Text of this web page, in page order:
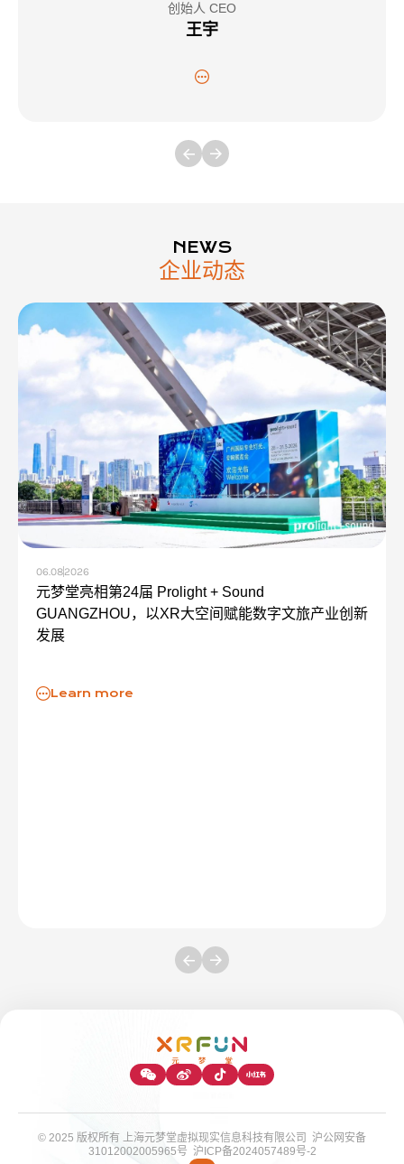
创始人 CEO
王宇
NEWS
企业动态
06.082026
元梦堂亮相第24届 Prolight + Sound
GUANGZHOU，以XR大空间赋能数字文旅产业创新
发展
Learn more
© 2025 版权所有 上海元梦堂虚拟现实信息科技有限公司 沪公网安备
31012002005965号 沪ICP备2024057489号-2